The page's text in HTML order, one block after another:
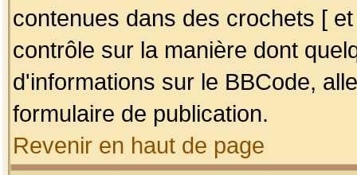
contenues dans des crochets [
contrôle sur la manière dont
d'informations sur le BBCode,
formulaire de publication.
Revenir en haut de page